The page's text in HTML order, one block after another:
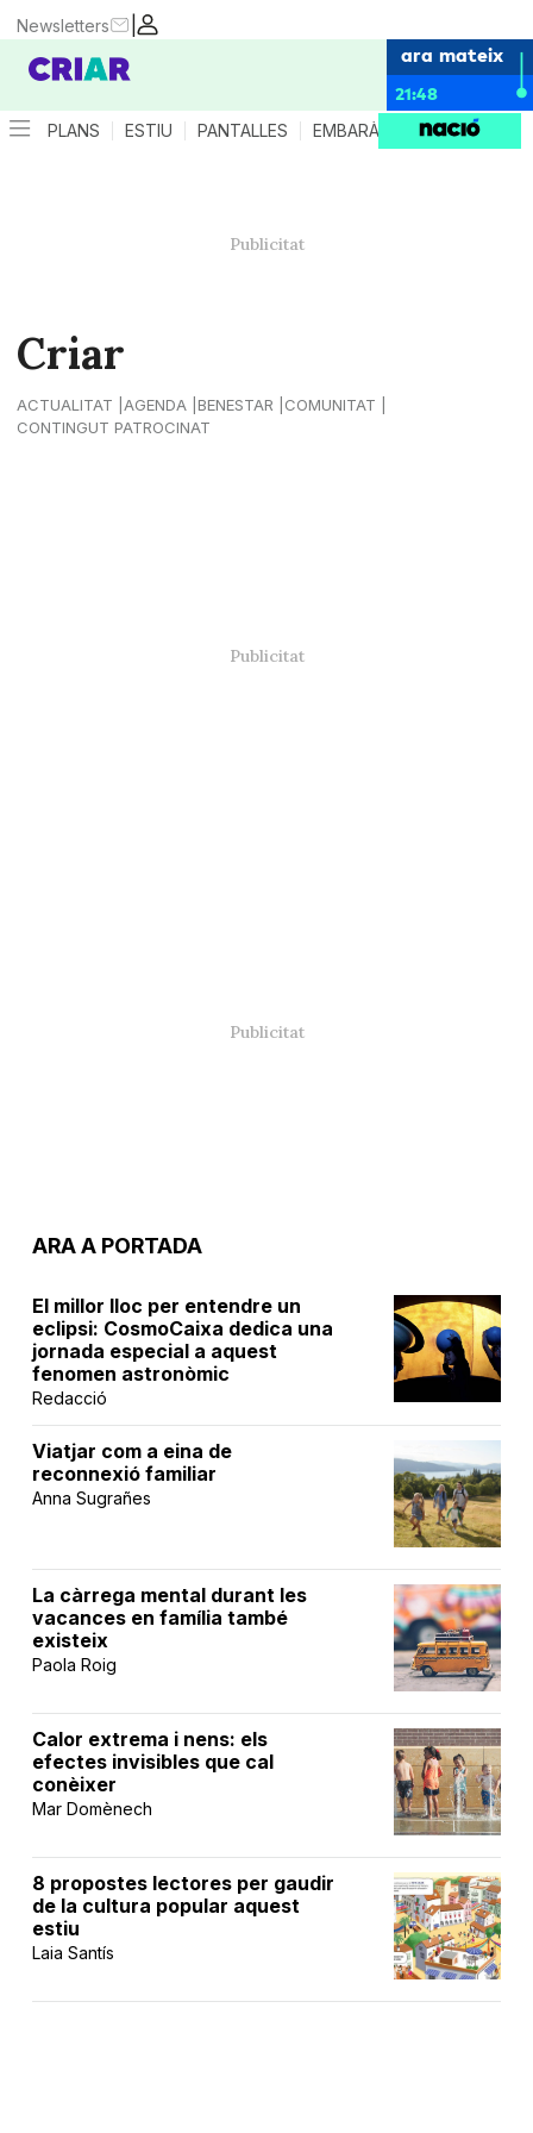
|
Newsletters
ara mateix
21:48
PLANS ESTIU PANTALLES EMBARÀS CRIANÇA
Criar
ACTUALITAT AGENDA BENESTAR
COMUNITAT
CONTINGUT PATROCINAT
ARA A PORTADA
El millor lloc per entendre un
eclipsi: CosmoCaixa dedica una
jornada especial a aquest
fenomen astronòmic
Redacció
Viatjar com a eina de
reconnexió familiar
Anna Sugrañes
La càrrega mental durant les
vacances en família també
existeix
Paola Roig
Calor extrema i nens: els
efectes invisibles que cal
conèixer
Mar Domènech
8 propostes lectores per gaudir
de la cultura popular aquest
estiu
Laia Santís